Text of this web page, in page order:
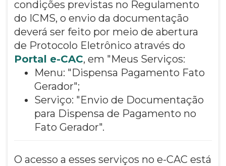
condições previstas no Regulamento
do ICMS, o envio da documentação
deverá ser feito por meio de abertura
de Protocolo Eletrônico através do
Portal e-CAC, em "Meus Serviços:
Menu: "Dispensa Pagamento Fato
Gerador";
Serviço: "Envio de Documentação
para Dispensa de Pagamento no
Fato Gerador".
O acesso a esses serviços no e-CAC está